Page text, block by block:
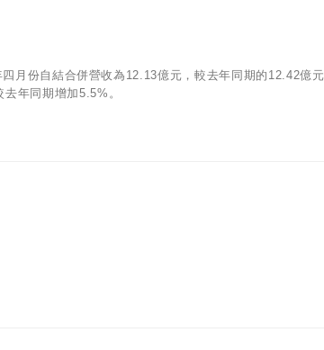
月份自結合併營收為12.13億元，較去年同期的12.42億
年同期增加5.5%。